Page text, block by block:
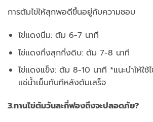
การต้มไข่ให้สุกพอดีขึ้นอยู่กับความชอบ
ไข่แดงนิ่ม: ต้ม 6-7 นาที
ไข่แดงกึ่งสุกกึ่งดิบ: ต้ม 7-8 นาที
ไข่แดงแข็ง: ต้ม 8-10 นาที *แนะนำให้ใ
แช่น้ำเย็นทันทีหลังต้มเสร็จ
3.ทานไข่ต้มวันละกี่ฟองถึงจะปลอดภัย?